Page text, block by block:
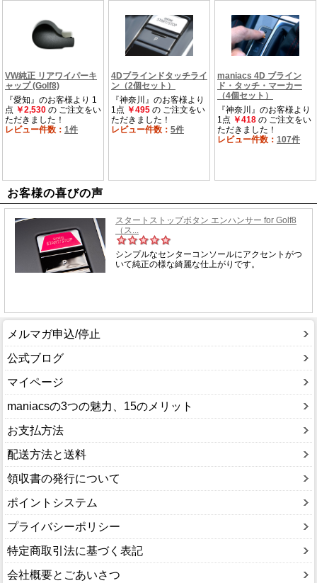
お客様の喜びの声
メルマガ申込/停止
公式ブログ
マイページ
maniacsの3つの魅力、15のメリット
お支払方法
配送方法と送料
領収書の発行について
ポイントシステム
プライバシーポリシー
特定商取引法に基づく表記
会社概要とごあいさつ